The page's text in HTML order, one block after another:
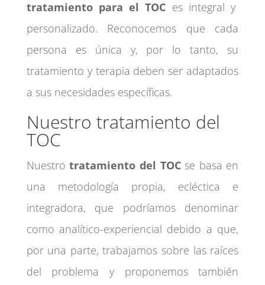
tratamiento para el TOC es integral y
personalizado. Reconocemos que cada
persona es única y, por lo tanto, su
tratamiento y terapia deben ser adaptados
a sus necesidades específicas.
Nuestro tratamiento del
TOC
Nuestrotratamiento del TOC se basa en
una metodología propia, ecléctica e
integradora, que podríamos denominar
como analítico-experiencial debido a que,
por una parte, trabajamos sobre las raíces
del problema y proponemos también